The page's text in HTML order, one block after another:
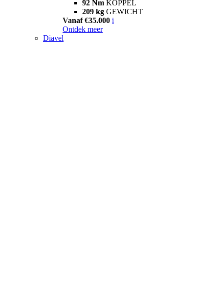
92 Nm KOPPEL
209 kg GEWICHT
Vanaf €35.000 i
Ontdek meer
Diavel